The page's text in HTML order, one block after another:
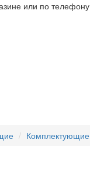
или по телефону
Комплектующие